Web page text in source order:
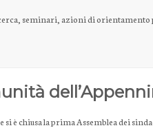
seminari, azioni di orientamento
si è chiusa la prima Assemblea dei